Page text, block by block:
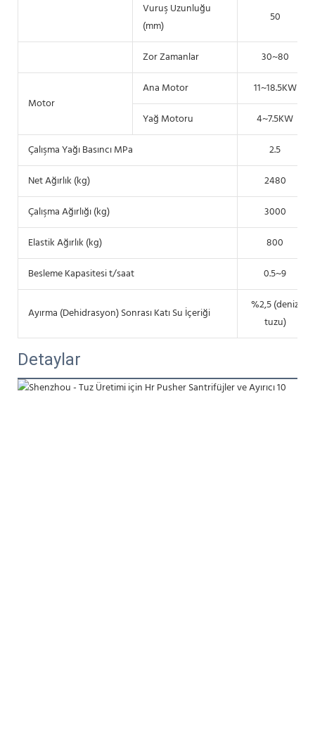
Vuruş Uzunluğu
(mm)
50
Zor Zamanlar 30~80
Motor
Ana Motor
11~18.5KW
Yağ Motoru
4~7.5KW
Çalışma Yağı Basıncı MPa
2.5
Net Ağırlık (kg)
2480
Çalışma Ağırlığı (kg)
3000
Elastik Ağırlık (kg)
800
Besleme Kapasitesi t/saat
0.5~9
Ayırma (Dehidrasyon) Sonrası Katı Su İçeriği
%2,5 (deniz
tuzu)
Detaylar